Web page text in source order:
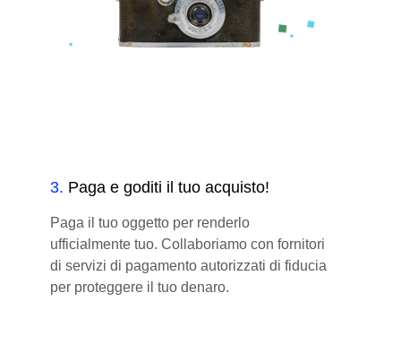
3. Paga e goditi il tuo acquisto!
Paga il tuo oggetto per renderlo
ufficialmente tuo. Collaboriamo con fornitori
di servizi di pagamento autorizzati di fiducia
per proteggere il tuo denaro.